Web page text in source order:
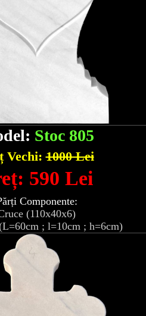
Stoc 805
Vechi:1000 Lei
590 Lei
Componente:
(110x40x6)
; l=10cm ; h=6cm)